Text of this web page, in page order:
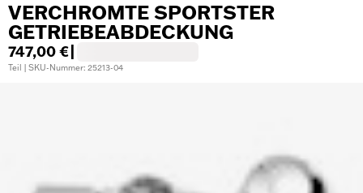
VERCHROMTE SPORTSTER
GETRIEBEABDECKUNG
747,00 €
Teil | SKU-Nummer: 25213-04